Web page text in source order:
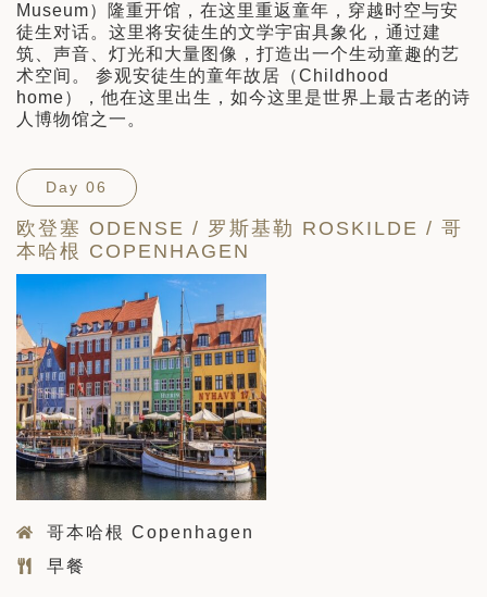
Museum）隆重开馆，在这里重返童年，穿越时空与安
徒生对话。这里将安徒生的文学宇宙具象化，通过建
筑、声音、灯光和大量图像，打造出一个生动童趣的艺
术空间。 参观安徒生的童年故居（Childhood
home），他在这里出生，如今这里是世界上最古老的诗
人博物馆之一。
Day 06
欧登塞 ODENSE / 罗斯基勒 ROSKILDE / 哥
本哈根 COPENHAGEN
哥本哈根 Copenhagen
早餐